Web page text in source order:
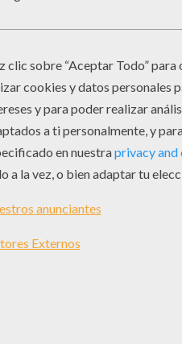
gracias a la
de DSi con sistema